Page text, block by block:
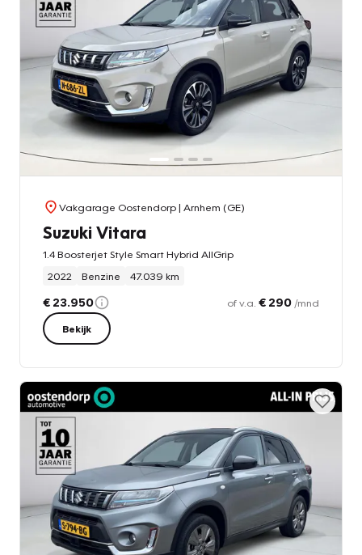
Vakgarage Oostendorp| Arnhem (GE)
Suzuki Vitara
1.4 Boosterjet Style Smart Hybrid AllGrip
2022
Benzine 47.039 km
€ 23.950 of v.a. € 290 /mnd
Bekijk